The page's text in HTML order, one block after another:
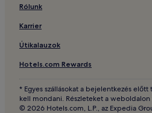
Rólunk
Karrier
Útikalauzok
Hotels.com Rewards
* Egyes szállásokat a bejelentkezés
kell mondani. Részleteket a weboldalon
© 2026 Hotels.com, L.P., az Expedia